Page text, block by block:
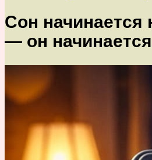
Сон начинается
— он